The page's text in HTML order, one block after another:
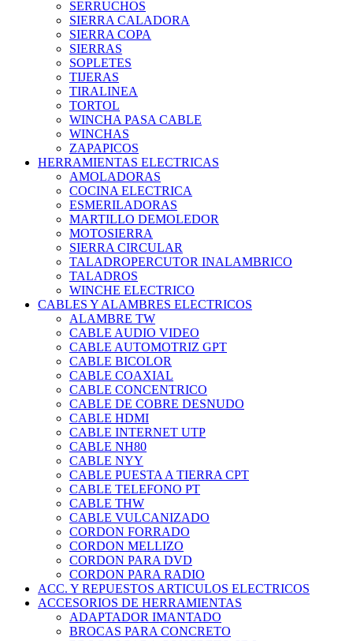
SERRUCHOS
SIERRA CALADORA
SIERRA COPA
SIERRAS
SOPLETES
TIJERAS
TIRALINEA
TORTOL
WINCHA PASA CABLE
WINCHAS
ZAPAPICOS
HERRAMIENTAS ELECTRICAS
AMOLADORAS
COCINA ELECTRICA
ESMERILADORAS
MARTILLO DEMOLEDOR
MOTOSIERRA
SIERRA CIRCULAR
TALADROPERCUTOR INALAMBRICO
TALADROS
WINCHE ELECTRICO
CABLES Y ALAMBRES ELECTRICOS
ALAMBRE TW
CABLE AUDIO VIDEO
CABLE AUTOMOTRIZ GPT
CABLE BICOLOR
CABLE COAXIAL
CABLE CONCENTRICO
CABLE DE COBRE DESNUDO
CABLE HDMI
CABLE INTERNET UTP
CABLE NH80
CABLE NYY
CABLE PUESTA A TIERRA CPT
CABLE TELEFONO PT
CABLE THW
CABLE VULCANIZADO
CORDON FORRADO
CORDON MELLIZO
CORDON PARA DVD
CORDON PARA RADIO
ACC. Y REPUESTOS ARTICULOS ELECTRICOS
ACCESORIOS DE HERRAMIENTAS
ADAPTADOR IMANTADO
BROCAS PARA CONCRETO